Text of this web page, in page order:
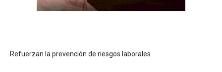
Refuerzan la prevención de riesgos laborales